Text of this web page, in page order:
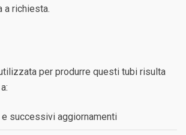
a richiesta.
per produrre questi tubi risulta
successivi aggiornamenti